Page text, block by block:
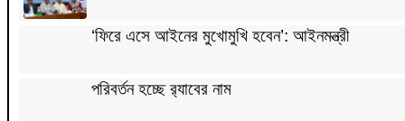
‘ফিরে এসে আইনের মুখোমুখি হবেন’: আইনমন্ত্রী
পরিবর্তন হচ্ছে র‌্যাবের নাম